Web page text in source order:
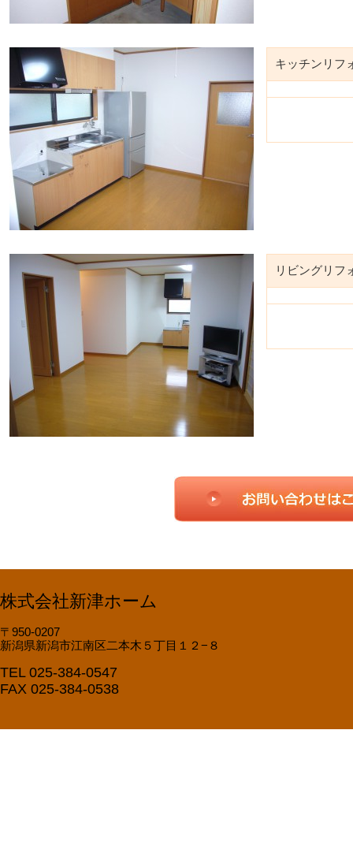
キッチンリフ
リビングリフ
株式会社新津ホーム
〒950-0207
新潟県新潟市江南区二本木５丁目１２−８
TEL 025-384-0547
FAX 025-384-0538